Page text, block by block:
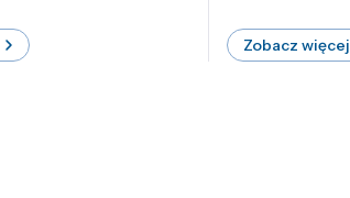
Zobacz więcej